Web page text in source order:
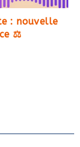
: nouvelle
⚖️